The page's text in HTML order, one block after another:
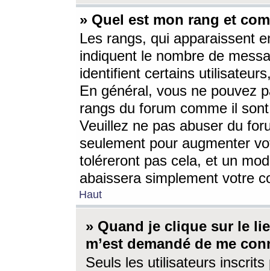
» Quel est mon rang et
Les rangs, qui apparaissent
indiquent le nombre de
identifient certains
En général, vous ne pouvez
rangs du forum comme il
Veuillez ne pas abuser du
seulement pour augmenter
toléreront pas cela, et un
abaissera simplement votre
Haut
» Quand je clique sur le
m’est demandé de me
Seuls les utilisateurs